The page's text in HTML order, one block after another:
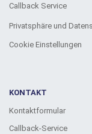
Callback Service
Privatsphäre und
Cookie Einstellungen
KONTAKT
Kontaktformular
Callback-Service